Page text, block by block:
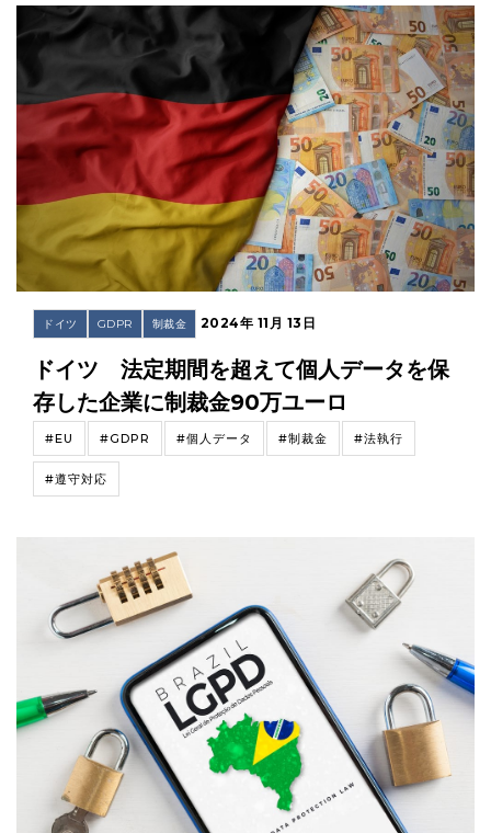
ドイツ GDPR 制裁金 2024年 11月 13日
ドイツ 法定期間を超えて個人データを保
存した企業に制裁金90万ユーロ
#EU #GDPR #個人データ #制裁金 #法執行
#遵守対応